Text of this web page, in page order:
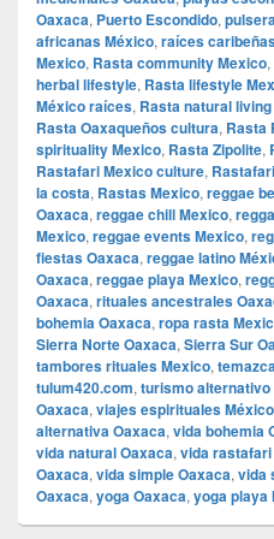
Oaxaca, Puerto Escondido,
africanas México, raíces
Mexico, Rasta community Mexico,
herbal lifestyle, Rasta lifestyle
México raíces, Rasta natural
Rasta Oaxaqueños cultura, Rasta
spirituality Mexico, Rasta Zipolite,
Rastafari Mexico culture,
la costa, Rastas Mexico, reggae
Oaxaca, reggae chill Mexico,
Mexico, reggae events Mexico,
fiestas Oaxaca, reggae latino
Oaxaca, reggae playa Mexico,
Oaxaca, rituales ancestrales
bohemia Oaxaca, ropa rasta
Sierra Norte Oaxaca, Sierra Sur
tambores rituales Mexico,
tulum420.com, turismo alternativo
Oaxaca, viajes espirituales México
alternativa Oaxaca, vida bohemia
vida natural Oaxaca, vida
Oaxaca, vida simple Oaxaca, vida
Oaxaca, yoga Oaxaca, yoga playa